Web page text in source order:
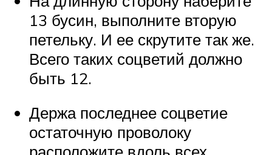
13 бусин, выполните вторую
петельку. И ее скрутите так же.
Всего таких соцветий должно
быть 12.
Держа последнее соцветие
остаточную проволоку